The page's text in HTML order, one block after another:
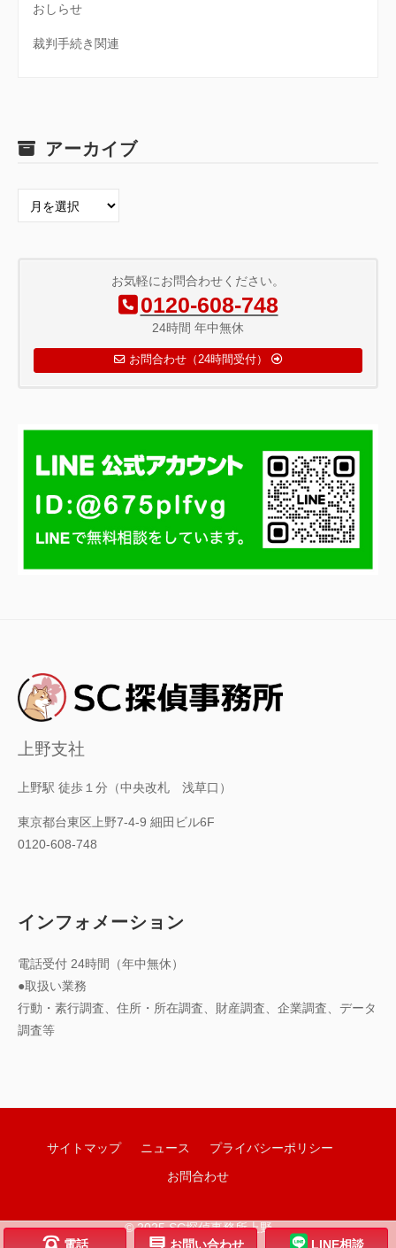
おしらせ
裁判手続き関連
アーカイブ
ア
お気軽にお問合わせください。
0120-608-748
24時間 年中無休
お問合わせ（24時間受付）
上野支社
上野駅 徒歩１分（中央改札 浅草口）
東京都台東区上野7-4-9 細田ビル6F
0120-608-748
インフォメーション
電話受付 24時間（年中無休）
●取扱い業務
行動・素行調査、住所・所在調査、財産調査、企業調査、データ
調査等
サイトマップ ニュース プライバシーポリシー
お問合わせ
© 2025 SC探偵事務所上野
; 電話 h お問い合わせ LINE相談